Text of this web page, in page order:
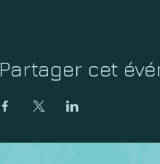
Partager cet